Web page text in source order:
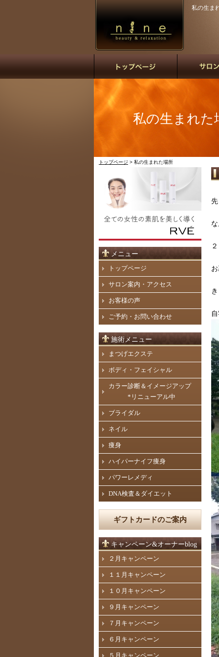
私の生ま
私の生まれた
トップページ > 私の生まれた場所
メニュー
トップページ
サロン案内・アクセス
お客様の声
ご予約・お問い合わせ
施術メニュー
まつげエクステ
ボディ・フェイシャル
カラー診断＆イメージアップ
*リニューアル中
ブライダル
ネイル
痩身
ハイパーナイフ痩身
パワーレメディ
DNA検査＆ダイエット
ギフトカードのご案内
キャンペーン&オーナーblog
２月キャンペーン
１１月キャンペーン
１０月キャンペーン
９月キャンペーン
７月キャンペーン
６月キャンペーン
５月キャンペーン